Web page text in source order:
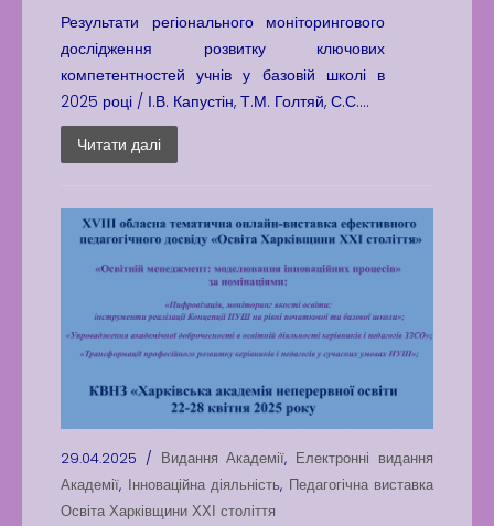
Результати регіонального моніторингового
дослідження розвитку ключових
компетентностей учнів у базовій школі в
2025 році / І.В. Капустін, Т.М. Голтяй, С.С....
Читати далі
29.04.2025 / Видання Академії, Електронні видання
Академії, Інноваційна діяльність, Педагогічна виставка
Освіта Харківщини ХХІ століття